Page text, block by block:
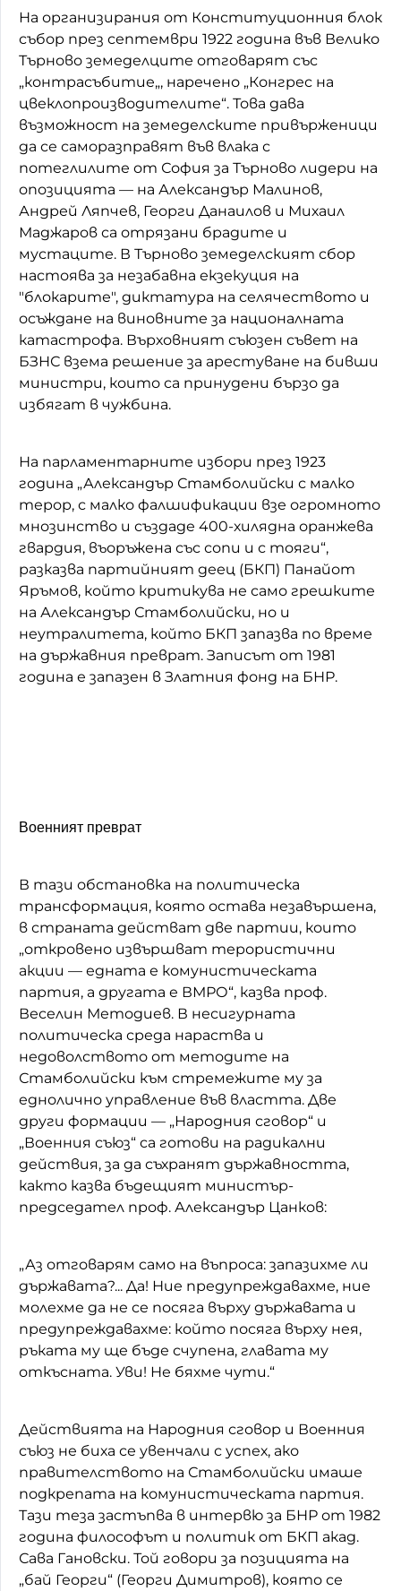
На организирания от Конституционния блок
събор през септември 1922 година във Велико
Търново земеделците отговарят със
„контрасъбитие„, наречено „Конгрес на
цвеклопроизводителите“. Това дава
възможност на земеделските привърженици
да се саморазправят във влака с
потеглилите от София за Търново лидери на
опозицията — на Александър Малинов,
Андрей Ляпчев, Георги Данаилов и Михаил
Маджаров са отрязани брадите и
мустаците. В Търново земеделският сбор
настоява за незабавна екзекуция на
"блокарите", диктатура на селячеството и
осъждане на виновните за националната
катастрофа. Върховният съюзен съвет на
БЗНС взема решение за арестуване на бивши
министри, които са принудени бързо да
избягат в чужбина.
На парламентарните избори през 1923
година „Александър Стамболийски с малко
терор, с малко фалшификации взе огромното
мнозинство и създаде 400-хилядна оранжева
гвардия, въоръжена със сопи и с тояги“,
разказва партийният деец (БКП) Панайот
Яръмов, който критикува не само грешките
на Александър Стамболийски, но и
неутралитета, който БКП запазва по време
на държавния преврат. Записът от 1981
година е запазен в Златния фонд на БНР.
Военният преврат
В тази обстановка на политическа
трансформация, която остава незавършена,
в страната действат две партии, които
„откровено извършват терористични
акции — едната е комунистическата
партия, а другата е ВМРО“, казва проф.
Веселин Методиев. В несигурната
политическа среда нараства и
недоволството от методите на
Стамболийски към стремежите му за
еднолично управление във властта. Две
други формации — „Народния сговор“ и
„Военния съюз“ са готови на радикални
действия, за да съхранят държавността,
както казва бъдещият министър-
председател проф. Александър Цанков:
„Аз отговарям само на въпроса: запазихме ли
държавата?... Да! Ние предупреждавахме, ние
молехме да не се посяга върху държавата и
предупреждавахме: който посяга върху нея,
ръката му ще бъде счупена, главата му
откъсната. Уви! Не бяхме чути.“
Действията на Народния сговор и Военния
съюз не биха се увенчали с успех, ако
правителството на Стамболийски имаше
подкрепата на комунистическата партия.
Тази теза застъпва в интервю за БНР от 1982
година философът и политик от БКП акад.
Сава Гановски. Той говори за позицията на
„бай Георги“ (Георги Димитров), която се